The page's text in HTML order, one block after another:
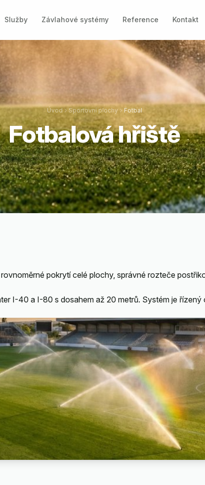
Služby Závlahové systémy Reference Kontakt
Úvod Sportovní plochy Fotbal
Fotbalová hřiště
pokrytí celé plochy, správné rozteče
I-40 a I-80 s dosahem až 20 metrů. Systém je